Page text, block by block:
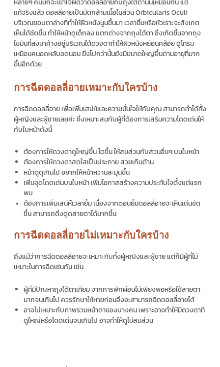
หลายๆ คนมักจะเข้าใจผิดว่าดอลลี่อายกับถุงใต้ตานั้นเหมือนกัน แต่
แท้จริงแล้วดอลลี่อายเป็นมัดกล้ามเนื้อในส่วน Orbicularis Oculi
บริเวณขอบตาล่างที่ทำให้ผิวหนังนูนขึ้นมา เวลายิ้มหรือหัวเราะจะสังเกต
เห็นได้ชัดขึ้น ทำให้หน้าดูเด็กลง แตกต่างจากถุงใต้ตา ซึ่งเกิดขึ้นจากถุง
ไขมันที่ลงมาค้างอยู่บริเวณใต้ดวงตาทำให้ผิวหนังหย่อนคล้อย ดูโทรม
เหมือนคนอดหลับอดนอน ยิ่งไปกว่านั้นยังมีขนาดใหญ่ขึ้นตามอายุที่มาก
ขึ้นอีกด้วย
การฉีดดอลลี่อายเหมาะกับใครบ้าง
การฉีดดอลลี่อายเพื่อเพิ่มเสน่ห์และความมั่นใจให้กับคุณ สามารถทำได้ทั้ง
ผู้หญิงและผู้ชายเลยค่ะ ซึ่งเหมาะสมกับผู้ที่ต้องการเสริมความโดดเด่นให้
กับใบหน้าดังนี้
ต้องการให้ดวงตาดูใหญ่ขึ้น โตขึ้น ให้สมส่วนกับส่วนอื่นๆ บนใบหน้า
ต้องการให้ดวงตาสดใสเป็นประกาย สวยเกินต้าน
หน้าดูดุเกินไป อยากให้หน้าหวานละมุนขึ้น
เพิ่มจุดโดดเด่นบนใบหน้า เพิ่มโอกาสสร้างความประทับใจตั้งแต่แรก
พบ
ต้องการเพิ่มเสน่ห์เวลายิ้ม เนื่องจากตอนยิ้มดอลลี่อายจะเห็นเด่นชัด
ขึ้น สามารถดึงดูดสายตาได้มากขึ้น
การฉีดดอลลี่อายไม่เหมาะกับใครบ้าง
ถึงแม้ว่าการฉีดดอลลี่อายจะเหมาะกับทั้งผู้หญิงและผู้ชาย แต่ก็มีผู้ที่ไม่
เหมาะในการฉีดเช่นกัน เช่น
ผู้ที่มีปัญหาถุงใต้ตาเทียม จากการพักผ่อนไม่เพียงพอหรือใช้สายตา
มากจนเกินไป ควรรักษาให้หายก่อนจึงจะสามารถฉีดดอลลี่อายได้
อาจไม่เหมาะกับภาพรวมหน้าตาของบางคน เพราะอาจทำให้มีดวงตาที่
ดูใหญ่หรือโดดเด่นจนเกินไป อาจทำให้ดูไม่สมส่วน